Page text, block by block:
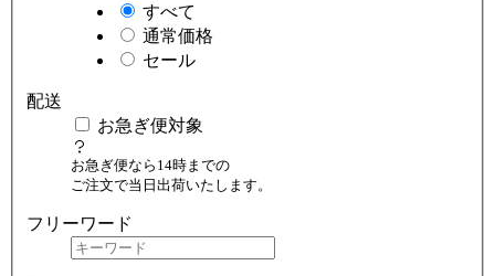
すべて
通常価格
セール
配送
お急ぎ便対象
お急ぎ便なら14時までの
ご注文で当日出荷いたします。
フリーワード